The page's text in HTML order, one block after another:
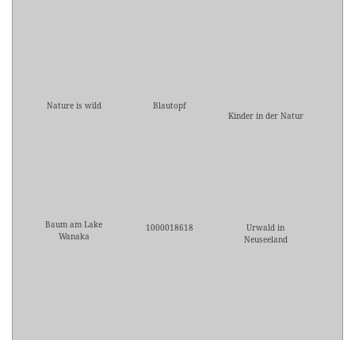
Nature is wild
Blautopf
Kinder in der Natur
Baum am Lake
Wanaka
1000018618
Urwald in
Neuseeland